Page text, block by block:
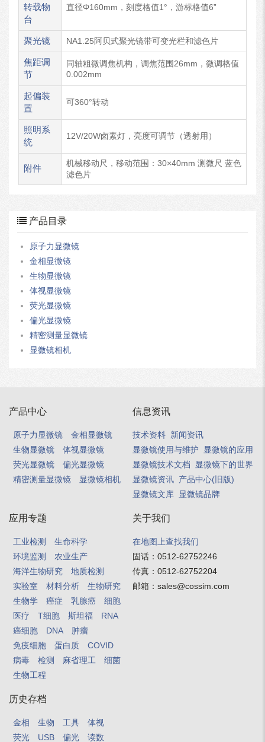
转载物
台
直径Φ160mm，刻度格值1°，游标格值6”
聚光镜 NA1.25阿贝式聚光镜带可变光栏和滤色片
焦距调
节
同轴粗微调焦机构，调焦范围26mm，微调格值
0.002mm
起偏装
置
可360°转动
照明系
统
12V/20W卤素灯，亮度可调节（透射用）
附件
机械移动尺，移动范围：30×40mm 测微尺 蓝色
滤色片
产品目录
原子力显微镜
金相显微镜
生物显微镜
体视显微镜
荧光显微镜
偏光显微镜
精密测量显微镜
显微镜相机
产品中心
原子力显微镜
金相显微镜
生物显微镜
体视显微镜
荧光显微镜
偏光显微镜
精密测量显微镜
显微镜相机
信息资讯
技术资料 新闻资讯
显微镜使用与维护
显微镜的应用
显微镜技术文档
显微镜下的世界
显微镜资讯 产品中心(旧版)
显微镜文库 显微镜品牌
应用专题
工业检测
生命科学
环境监测
农业生产
海洋生物研究
地质检测
实验室
材料分析
生物研究
生物学
癌症 乳腺癌
细胞
医疗
T细胞 斯坦福
RNA
癌细胞
DNA
肿瘤
免疫细胞
蛋白质
COVID
病毒
检测 麻省理工
细菌
生物工程
历史存档
金相 生物 工具
体视
荧光
USB 偏光 读数
关于我们
在地图上查找我们
固话： 0512-62752246
传真： 0512-62752204
邮箱： sales@cossim.com